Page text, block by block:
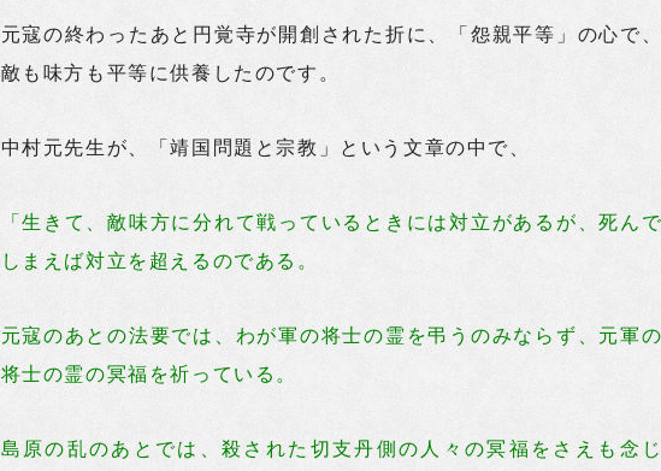
元寇の終わったあと円覚寺が開創された折に、「怨親平等」の心で
敵も味方も平等に供養したのです。
中村元先生が、「靖国問題と宗教」という文章の中で、
「生きて、敵味方に分れて戦っているときには対立があるが、死ん
しまえば対立を超えるのである。
元寇のあとの法要では、わが軍の将士の霊を弔うのみならず、元軍
将士の霊の冥福を祈っている。
島原の乱のあとでは、殺された切支丹側の人々の冥福をさえも念